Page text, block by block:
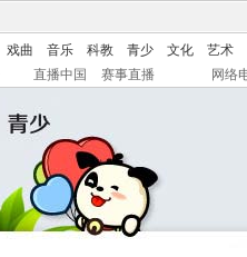
戏曲 音乐 科教 青少 文化
艺术
直播中国 赛事直播 网络